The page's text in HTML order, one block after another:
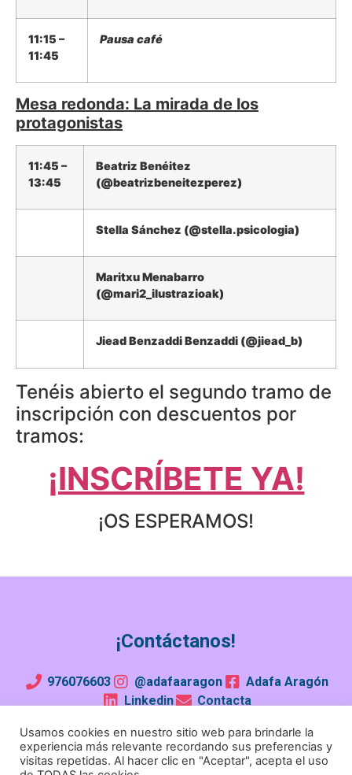
11:15 –
11:45
Pausa café
Mesa redonda: La mirada de los
protagonistas
11:45 –
13:45
Beatriz Benéitez
(@beatrizbeneitezperez)
Stella Sánchez (@stella.psicologia)
Maritxu Menabarro
(@mari2_ilustrazioak)
Jiead Benzaddi Benzaddi (@jiead_b)
Tenéis abierto el segundo tramo de
inscripción con descuentos por
tramos:
¡INSCRÍBETE YA!
¡OS ESPERAMOS!
¡Contáctanos!
976076603 @adafaaragon
Adafa Aragón
Linkedin
Contacta
¡Conviértete en familia de acogida!
Usamos cookies en nuestro sitio web para brindarle la
experiencia más relevante recordando sus preferencias y
visitas repetidas. Al hacer clic en "Aceptar", acepta el uso